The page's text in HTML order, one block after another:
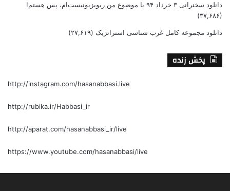
دانلود سخنرانی ۳ خرداد ۹۴ با موضوع من ریویزیونیست‌ام، پس هستم!
(۳۷,۶۸۶)
دانلود مجموعه کامل غرب شناسی استراتژیک (۲۷,۶۱۹)
پخش زنده
http://instagram.com/hasanabbasi.live
http://rubika.ir/Habbasi_ir
http://aparat.com/hasanabbasi_ir/live
https://www.youtube.com/hasanabbasi/live